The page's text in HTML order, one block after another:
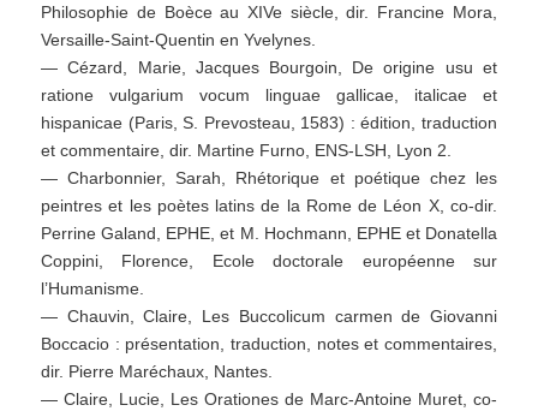
Philosophie de Boèce au XIVe siècle, dir. Francine Mora,
Versaille-Saint-Quentin en Yvelynes.
— Cézard, Marie, Jacques Bourgoin, De origine usu et
ratione vulgarium vocum linguae gallicae, italicae et
hispanicae (Paris, S. Prevosteau, 1583) : édition, traduction
et commentaire, dir. Martine Furno, ENS-LSH, Lyon 2.
— Charbonnier, Sarah, Rhétorique et poétique chez les
peintres et les poètes latins de la Rome de Léon X, co-dir.
Perrine Galand, EPHE, et M. Hochmann, EPHE et Donatella
Coppini, Florence, Ecole doctorale européenne sur
l’Humanisme.
— Chauvin, Claire, Les Buccolicum carmen de Giovanni
Boccacio : présentation, traduction, notes et commentaires,
dir. Pierre Maréchaux, Nantes.
— Claire, Lucie, Les Orationes de Marc-Antoine Muret, co-